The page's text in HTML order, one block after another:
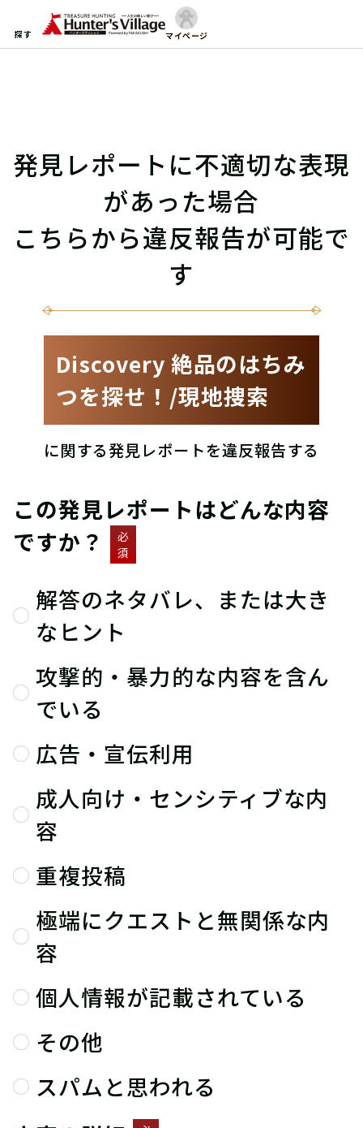
探す マイページ
発見レポートに不適切な表現
があった場合
こちらから違反報告が可能で
す
Discovery 絶品のはちみ
つを探せ！/現地捜索
に関する発見レポートを違反報告する
この発見レポートはどんな内容
ですか？
必
須
解答のネタバレ、または大き
なヒント
攻撃的・暴力的な内容を含ん
でいる
広告・宣伝利用
成人向け・センシティブな内
容
重複投稿
極端にクエストと無関係な内
容
個人情報が記載されている
その他
スパムと思われる